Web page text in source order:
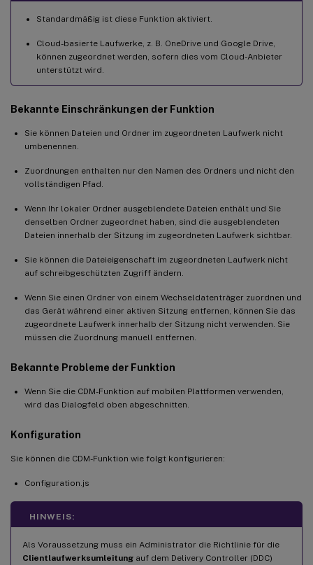
Standardmäßig ist diese Funktion aktiviert.
Cloud-basierte Laufwerke, z. B. OneDrive und Google Drive,
können zugeordnet werden, sofern dies vom Cloud-Anbieter
unterstützt wird.
Bekannte Einschränkungen der Funktion
Sie können Dateien und Ordner im zugeordneten Laufwerk nicht
umbenennen.
Zuordnungen enthalten nur den Namen des Ordners und nicht den
vollständigen Pfad.
Wenn Ihr lokaler Ordner ausgeblendete Dateien enthält und Sie
denselben Ordner zugeordnet haben, sind die ausgeblendeten
Dateien innerhalb der Sitzung im zugeordneten Laufwerk sichtbar.
Sie können die Dateieigenschaft im zugeordneten Laufwerk nicht
auf schreibgeschützten Zugriff ändern.
Wenn Sie einen Ordner von einem Wechseldatenträger zuordnen und
das Gerät während einer aktiven Sitzung entfernen, können Sie das
zugeordnete Laufwerk innerhalb der Sitzung nicht verwenden. Sie
müssen die Zuordnung manuell entfernen.
Bekannte Probleme der Funktion
Wenn Sie die CDM-Funktion auf mobilen Plattformen verwenden,
wird das Dialogfeld oben abgeschnitten.
Konfiguration
Sie können die CDM-Funktion wie folgt konfigurieren:
Configuration.js
HINWEIS:
Als Voraussetzung muss ein Administrator die Richtlinie für die
Clientlaufwerksumleitung auf dem Delivery Controller (DDC)